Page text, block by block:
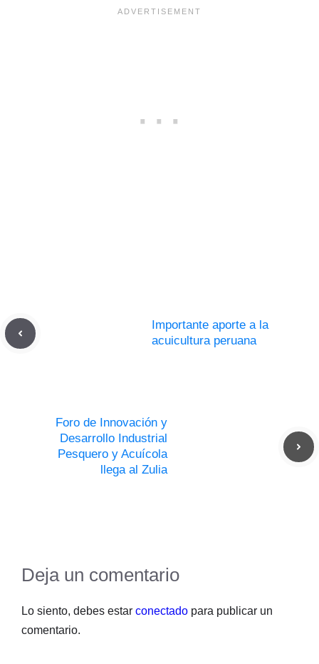
Importante aporte a la
acuicultura peruana
Foro de Innovación y
Desarrollo Industrial
Pesquero y Acuícola
llega al Zulia
Deja un comentario
Lo siento, debes estar conectado para publicar un
comentario.